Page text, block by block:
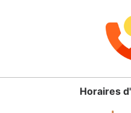
Horaires